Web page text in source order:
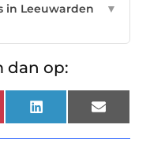
in Leeuwarden
▼
dan op:
LinkedIn Email